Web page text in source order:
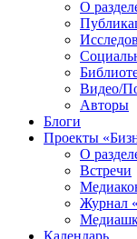
О
Видео/
Авторы
Блоги
Проекты
О
Встречи
Журнал
Календарь